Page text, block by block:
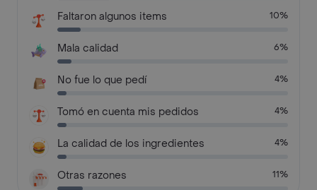
Faltaron algunos items 10%
Mala calidad 6%
No fue lo que pedí 4%
Tomó en cuenta mis pedidos 4%
La calidad de los ingredientes 4%
Otras razones 11%